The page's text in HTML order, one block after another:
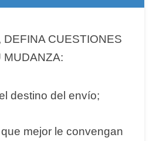
DEFINA CUESTIONES
MUDANZA:
destino del envío;
mejor le convengan